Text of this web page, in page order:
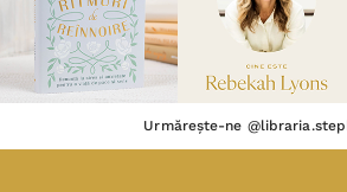
Urmărește-ne